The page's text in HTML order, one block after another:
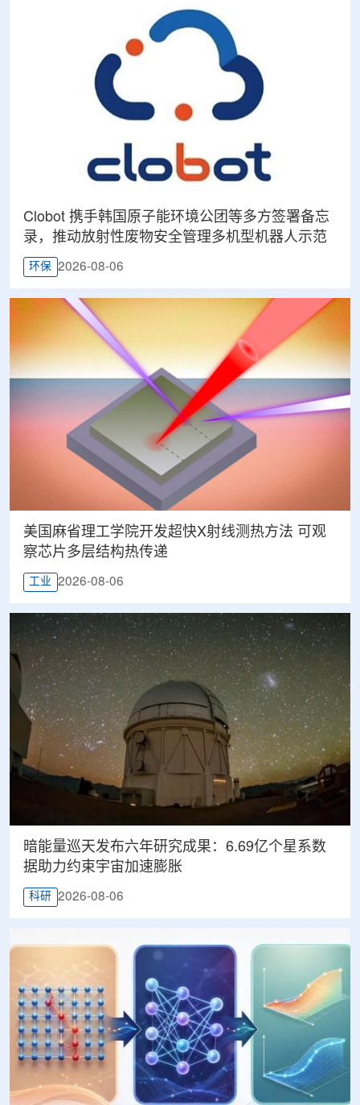
Clobot 携手韩国原子能环境公团等多方签署备忘
录，推动放射性废物安全管理多机型机器人示范
环保 2026-08-06
美国麻省理工学院开发超快X射线测热方法 可观
察芯片多层结构热传递
工业 2026-08-06
暗能量巡天发布六年研究成果：6.69亿个星系数
据助力约束宇宙加速膨胀
科研 2026-08-06